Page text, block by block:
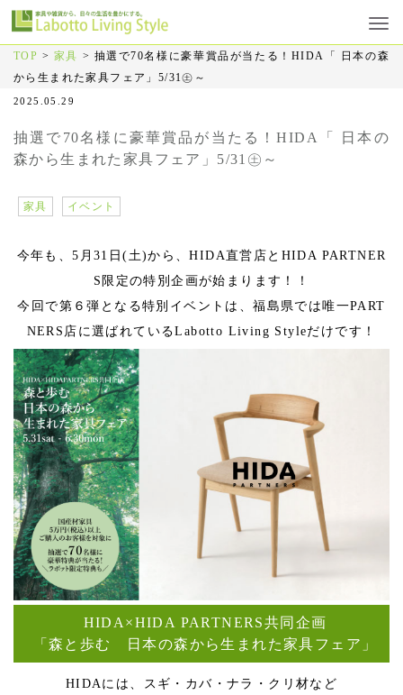
TOP > 家具 > 抽選で70名様に豪華賞品が当たる！HIDA「 日本の森
から生まれた家具フェア」5/31㊏～
2025.05.29
抽選で70名様に豪華賞品が当たる！HIDA「 日本の
森から生まれた家具フェア」5/31㊏～
家具 イベント
今年も、5月31日(土)から、HIDA直営店とHIDA PARTNER
S限定の特別企画が始まります！！
今回で第６弾となる特別イベントは、福島県では唯一PART
NERS店に選ばれているLabotto Living Styleだけです！
HIDA×HIDA PARTNERS共同企画
「森と歩む 日本の森から生まれた家具フェア」
HIDAには、スギ・カバ・ナラ・クリ材など